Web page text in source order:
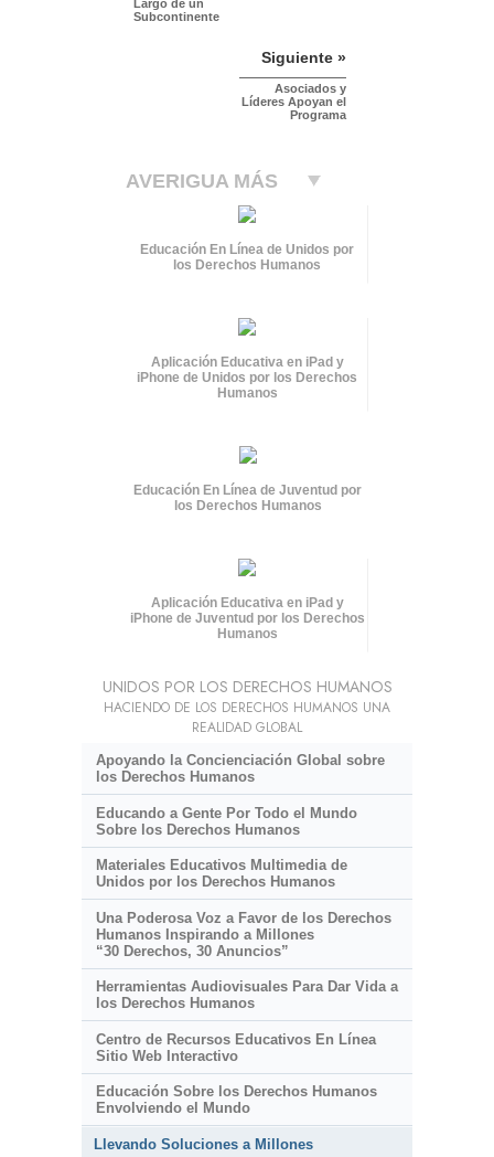
Largo de un
Subcontinente
Siguiente »
Asociados y
Líderes Apoyan el
Programa
AVERIGUA MÁS
Educación En Línea de Unidos por
los Derechos Humanos
Aplicación Educativa en iPad y
iPhone de Unidos por los Derechos
Humanos
Educación En Línea de Juventud por
los Derechos Humanos
Aplicación Educativa en iPad y
iPhone de Juventud por los Derechos
Humanos
UNIDOS POR LOS DERECHOS HUMANOS
HACIENDO DE LOS DERECHOS HUMANOS UNA
REALIDAD GLOBAL
Apoyando la Concienciación Global sobre
los Derechos Humanos
Educando a Gente Por Todo el Mundo
Sobre los Derechos Humanos
Materiales Educativos Multimedia de
Unidos por los Derechos Humanos
Una Poderosa Voz a Favor de los Derechos
Humanos Inspirando a Millones
“30 Derechos, 30 Anuncios”
Herramientas Audiovisuales Para Dar Vida a
los Derechos Humanos
Centro de Recursos Educativos En Línea
Sitio Web Interactivo
Educación Sobre los Derechos Humanos
Envolviendo el Mundo
Llevando Soluciones a Millones